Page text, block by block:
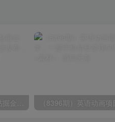
（9827期）海外头条发帖掘金，轻松月入10000+，无脑搬运发布，新手小白无门槛